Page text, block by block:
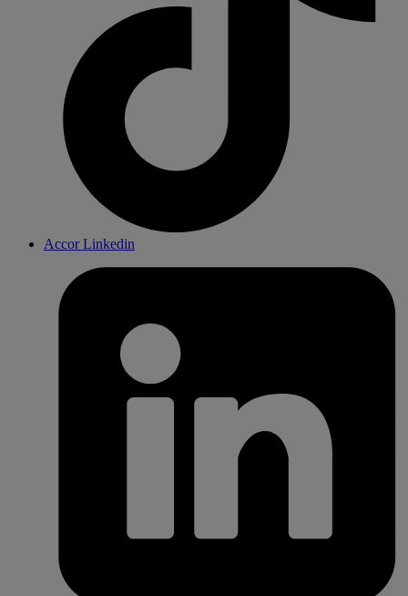
Accor Linkedin